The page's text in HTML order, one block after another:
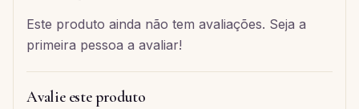
Este produto ainda não tem avaliações. Seja a
primeira pessoa a avaliar!
Avalie este produto